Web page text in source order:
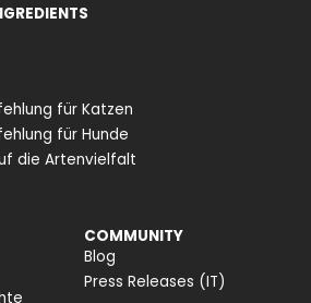
für Katzen
für Hunde
die Artenvielfalt
COMMUNITY
Blog
Press Releases (IT)